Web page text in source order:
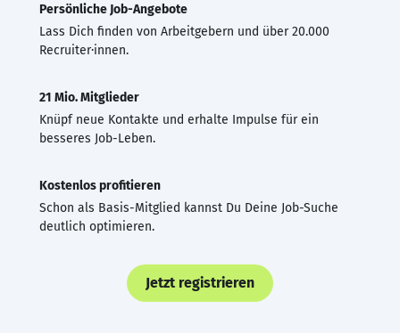
Persönliche Job-Angebote
Lass Dich finden von Arbeitgebern und über 20.000
Recruiter·innen.
21 Mio. Mitglieder
Knüpf neue Kontakte und erhalte Impulse für ein
besseres Job-Leben.
Kostenlos profitieren
Schon als Basis-Mitglied kannst Du Deine Job-Suche
deutlich optimieren.
Jetzt registrieren